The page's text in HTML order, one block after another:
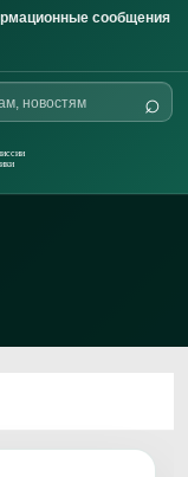
сообщения
⌕